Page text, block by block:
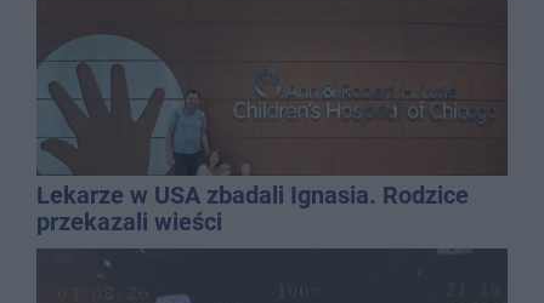
Lekarze w USA zbadali Ignasia. Rodzice
przekazali wieści